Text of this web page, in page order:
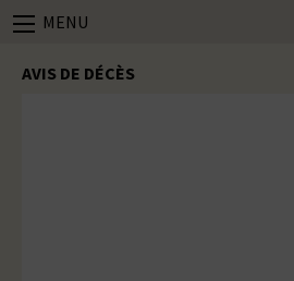
MENU
AVIS DE DÉCÈS